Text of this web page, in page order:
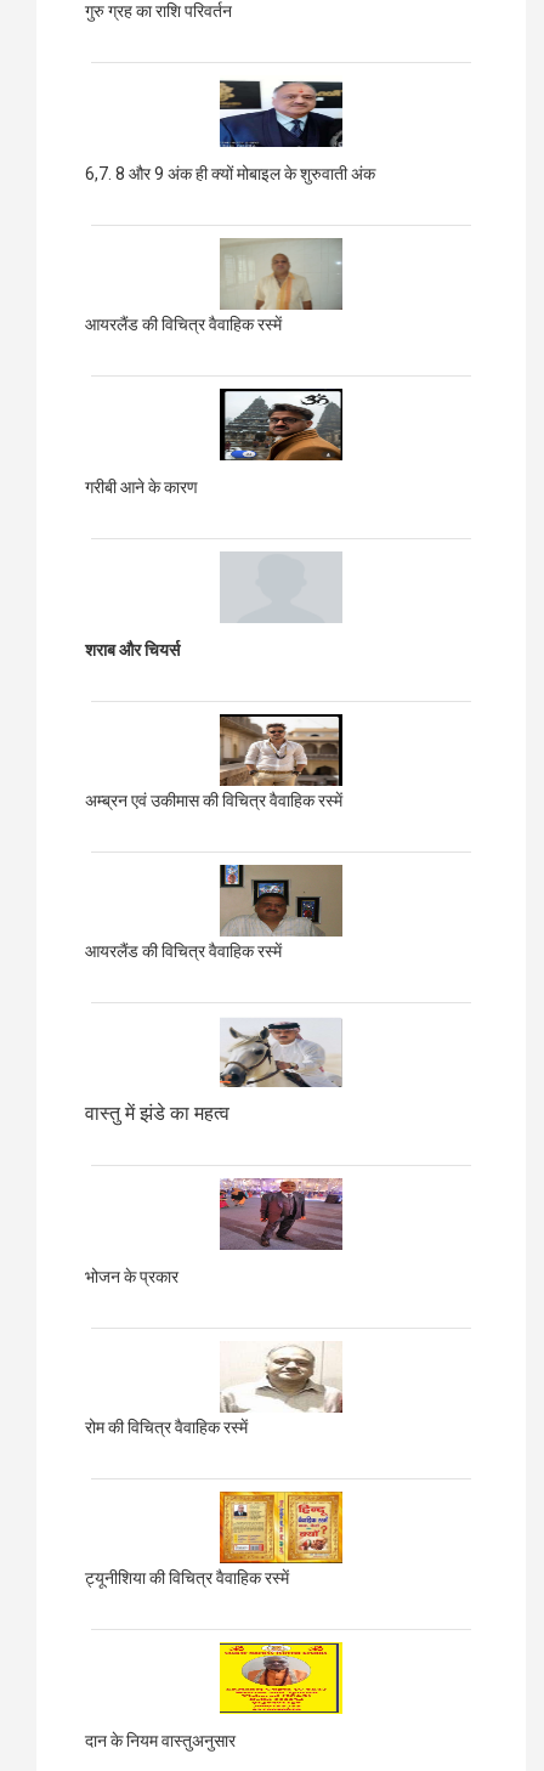
गुरु ग्रह का राशि परिवर्तन
6,7. 8 और 9 अंक ही क्यों मोबाइल के शुरुवाती अंक
आयरलैंड की विचित्र वैवाहिक रस्में
गरीबी आने के कारण
शराब और चियर्स
अम्ब्रन एवं उकीमास की विचित्र वैवाहिक रस्में
आयरलैंड की विचित्र वैवाहिक रस्में
वास्तु में झंडे का महत्व
भोजन के प्रकार
रोम की विचित्र वैवाहिक रस्में
ट्यूनीशिया की विचित्र वैवाहिक रस्में
दान के नियम वास्तुअनुसार